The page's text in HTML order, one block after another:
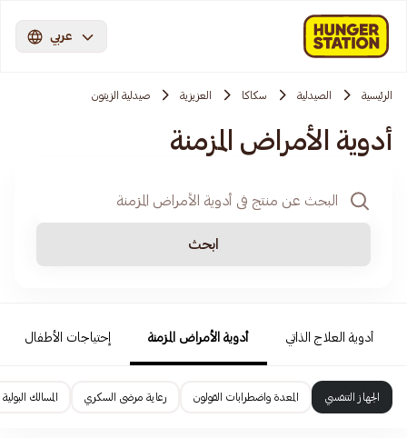
عربي
الرئيسية الصيدلية سكاكا العزيزية صيدلية الزيتون
أدوية الأمراض المزمنة
ابحث
أدوية العلاج الذاتي أدوية الأمراض المزمنة إحتياجات الأطفال
الجهاز التنفسي المعدة واضطرابات القولون رعاية مرضى السكري المسالك البولية